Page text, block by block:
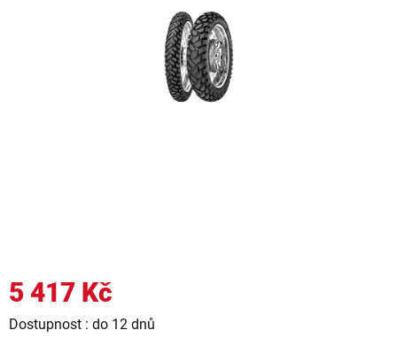
5 417 Kč
Měrná
Dostupnost : do 12 dnů